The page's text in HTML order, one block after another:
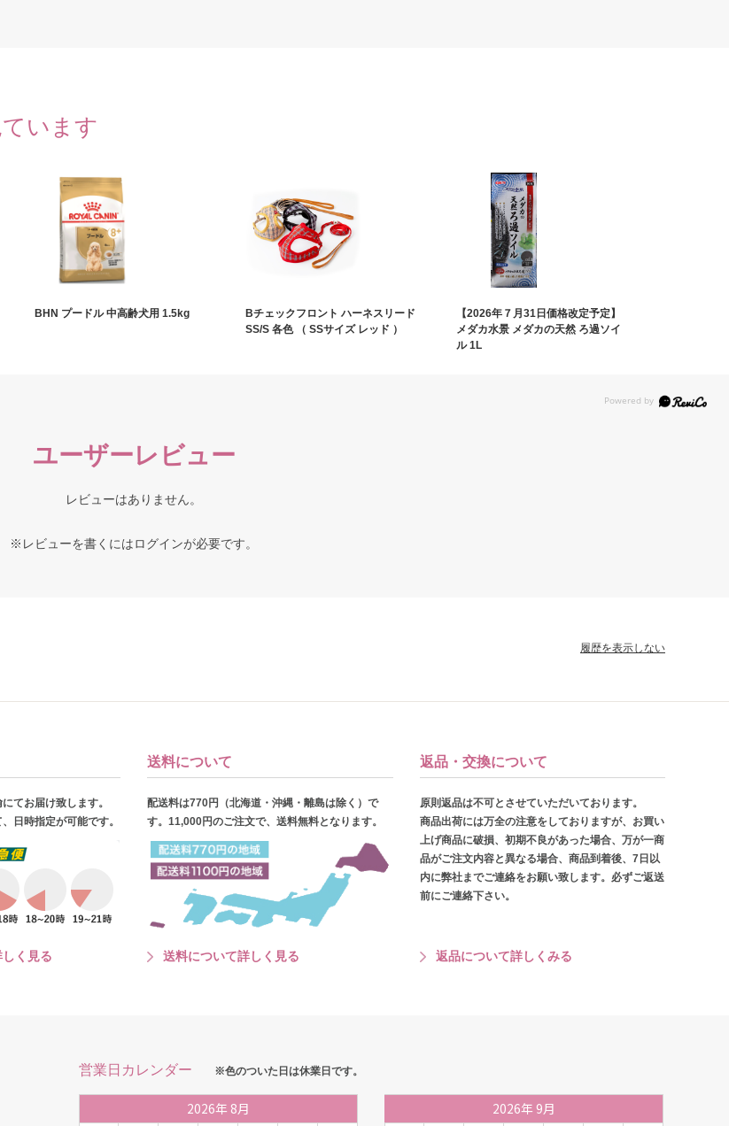
います
BHN プードル 中高齢犬用 1.5kg
Bチェックフロント ハーネスリード
SS/S 各色 （ SSサイズ レッド ）
【2026年７月31日価格改定予定】
メダカ水景 メダカの天然 ろ過ソイ
ル 1L
ユーザーレビュー
レビューはありません。
※レビューを書くにはログインが必要です。
履歴を表示しない
てお届け致します。
日時指定が可能です。
く見る
送料について
配送料は770円（北海道・沖縄・離島は除く）で
す。11,000円のご注文で、送料無料となります。
送料について詳しく見る
返品・交換について
原則返品は不可とさせていただいております。
商品出荷には万全の注意をしておりますが、お買い
上げ商品に破損、初期不良があった場合、万が一商
品がご注文内容と異なる場合、商品到着後、7日以
内に弊社までご連絡をお願い致します。必ずご返送
前にご連絡下さい。
返品について詳しくみる
営業日カレンダー ※色のついた日は休業日です。
2026年 8月 2026年 9月